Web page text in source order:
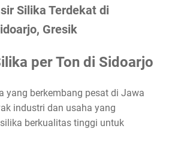
Silika Terdekat di
Gresik
per Ton di Sidoarjo
yang berkembang pesat di Jawa
industri dan usaha yang
berkualitas tinggi untuk